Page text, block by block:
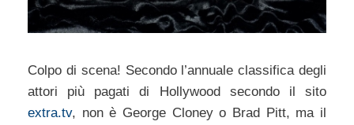
Colpo di scena! Secondo l’annuale classifica degli
attori più pagati di Hollywood secondo il sito
extra.tv, non è George Cloney o Brad Pitt, ma il